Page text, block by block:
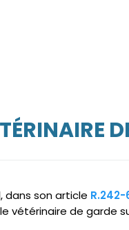
dans son article R.242-
de garde sur